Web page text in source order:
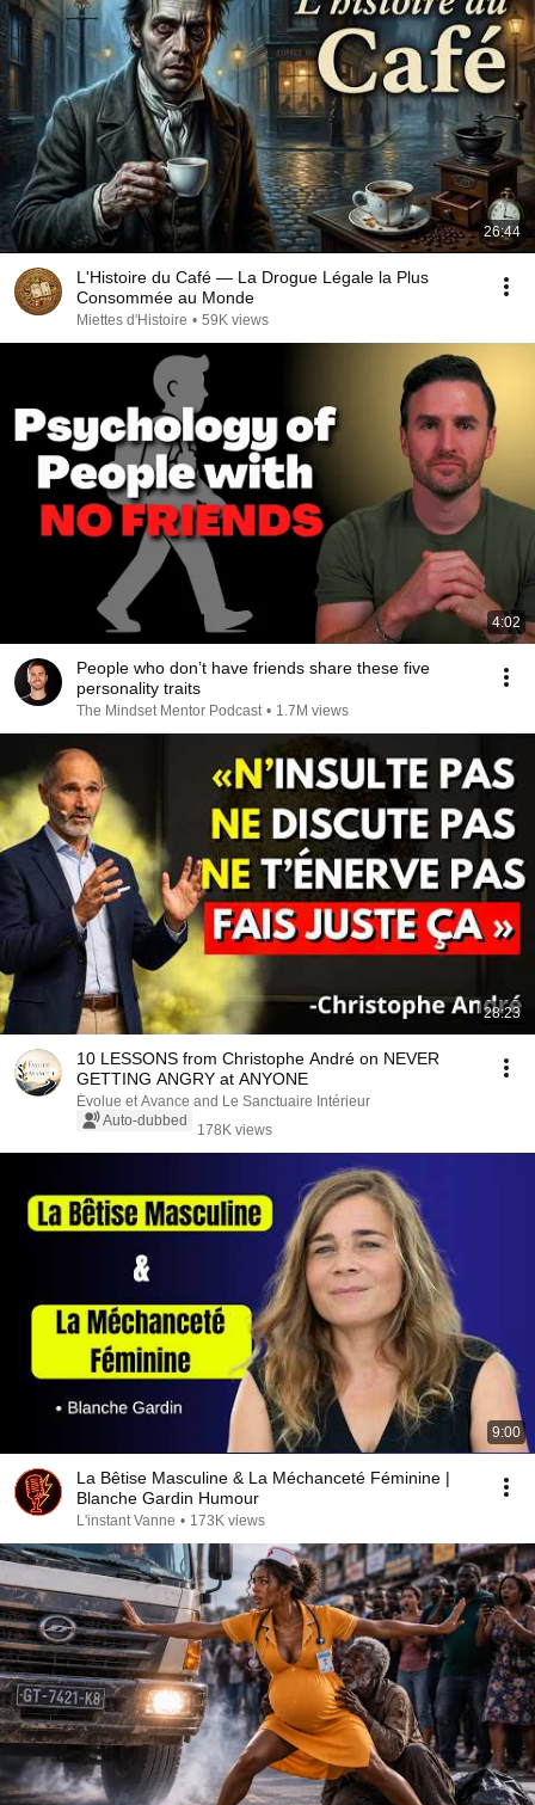
26:44
L'Histoire du Café — La Drogue Légale la Plus
Consommée au Monde
Miettes d'Histoire • 59K views
4:02
People who don’t have friends share these five
personality traits
The Mindset Mentor Podcast • 1.7M views
28:23
10 LESSONS from Christophe André on NEVER
GETTING ANGRY at ANYONE
Évolue et Avance and Le Sanctuaire Intérieur
Auto-dubbed
178K views
9:00
La Bêtise Masculine & La Méchanceté Féminine |
Blanche Gardin Humour
L'instant Vanne • 173K views